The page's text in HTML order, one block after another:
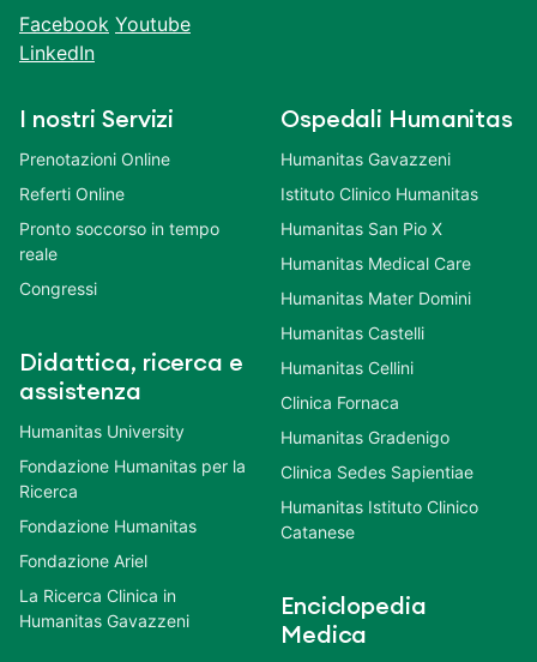
Facebook Youtube
LinkedIn
I nostri Servizi
Prenotazioni Online
Referti Online
Pronto soccorso in tempo
reale
Congressi
Didattica, ricerca e
assistenza
Humanitas University
Fondazione Humanitas per la
Ricerca
Fondazione Humanitas
Fondazione Ariel
La Ricerca Clinica in
Humanitas Gavazzeni
Ospedali Humanitas
Humanitas Gavazzeni
Istituto Clinico Humanitas
Humanitas San Pio X
Humanitas Medical Care
Humanitas Mater Domini
Humanitas Castelli
Humanitas Cellini
Clinica Fornaca
Humanitas Gradenigo
Clinica Sedes Sapientiae
Humanitas Istituto Clinico
Catanese
Enciclopedia
Medica